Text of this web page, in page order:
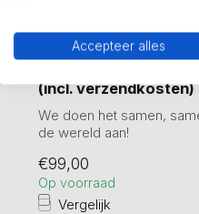
GER VAN TANKEREN
(incl. verzendkosten)
We doen het samen,
de wereld aan!
€99,00
Op voorraad
Vergelijk
Accepteer alles